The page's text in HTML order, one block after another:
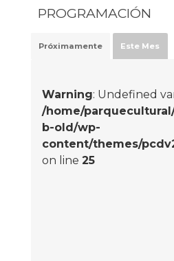
PROGRAMACIÓN
Próximamente Este Mes
Warning: Undefined
/home/
b-old/wp-
content/themes/
on line 25